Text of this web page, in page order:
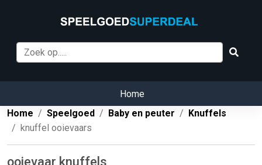
Home
Home
Speelgoed Baby en peuter
Knuffels
knuffel ooievaars
ooievaar knuffels